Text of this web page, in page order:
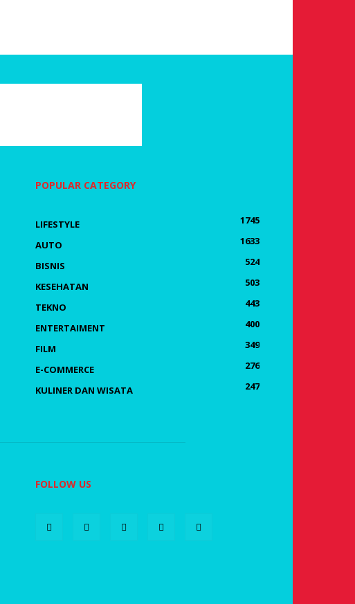
POPULAR CATEGORY
LIFESTYLE
1745
AUTO
1633
BISNIS
524
KESEHATAN
503
TEKNO
443
ENTERTAIMENT
400
FILM
349
E-COMMERCE
276
KULINER DAN WISATA
247
FOLLOW US